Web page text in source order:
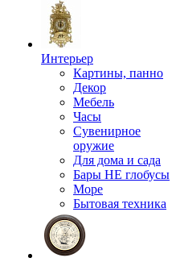
Интерьер
Картины, панно
Декор
Мебель
Часы
Сувенирное
оружие
Для дома и сада
Бары НЕ глобусы
Море
Бытовая техника